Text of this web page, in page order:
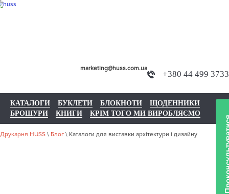
+380 44 499 3733
marketing@huss.com.ua
КАТАЛОГИ БУКЛЕТИ БЛОКНОТИ
ЩОДЕННИКИ
БРОШУРИ
КНИГИ КРІМ ТОГО МИ ВИРОБЛЯЄМО
Друкарня HUSS \ Блог \ Каталоги для виставки архітектури і дизайну